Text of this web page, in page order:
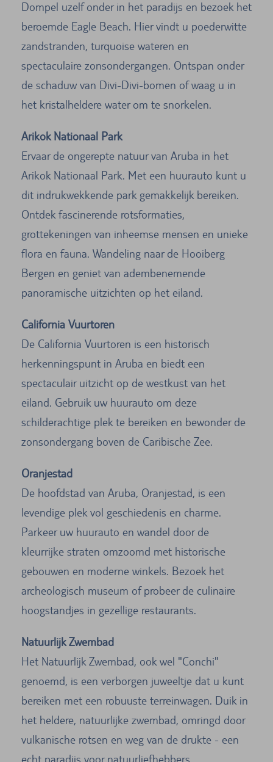
Dompel uzelf onder in het paradijs en bezoek het
beroemde Eagle Beach. Hier vindt u poederwitte
zandstranden, turquoise wateren en
spectaculaire zonsondergangen. Ontspan onder
de schaduw van Divi-Divi-bomen of waag u in
het kristalheldere water om te snorkelen.
Arikok Nationaal Park
Ervaar de ongerepte natuur van Aruba in het
Arikok Nationaal Park. Met een huurauto kunt u
dit indrukwekkende park gemakkelijk bereiken.
Ontdek fascinerende rotsformaties,
grottekeningen van inheemse mensen en unieke
flora en fauna. Wandeling naar de Hooiberg
Bergen en geniet van adembenemende
panoramische uitzichten op het eiland.
California Vuurtoren
De California Vuurtoren is een historisch
herkenningspunt in Aruba en biedt een
spectaculair uitzicht op de westkust van het
eiland. Gebruik uw huurauto om deze
schilderachtige plek te bereiken en bewonder de
zonsondergang boven de Caribische Zee.
Oranjestad
De hoofdstad van Aruba, Oranjestad, is een
levendige plek vol geschiedenis en charme.
Parkeer uw huurauto en wandel door de
kleurrijke straten omzoomd met historische
gebouwen en moderne winkels. Bezoek het
archeologisch museum of probeer de culinaire
hoogstandjes in gezellige restaurants.
Natuurlijk Zwembad
Het Natuurlijk Zwembad, ook wel "Conchi"
genoemd, is een verborgen juweeltje dat u kunt
bereiken met een robuuste terreinwagen. Duik in
het heldere, natuurlijke zwembad, omringd door
vulkanische rotsen en weg van de drukte - een
echt paradijs voor natuurliefhebbers.